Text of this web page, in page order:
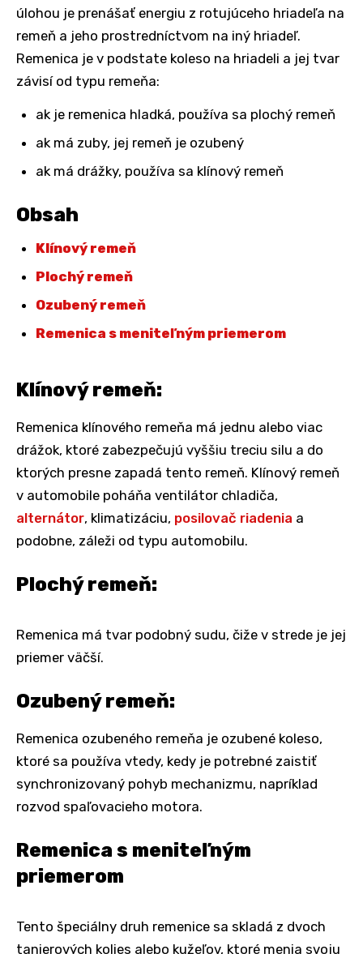
úlohou je prenášať energiu z rotujúceho hriadeľa na
remeň a jeho prostredníctvom na iný hriadeľ.
Remenica je v podstate koleso na hriadeli a jej tvar
závisí od typu remeňa:
ak je remenica hladká, používa sa plochý remeň
ak má zuby, jej remeň je ozubený
ak má drážky, používa sa klínový remeň
Obsah
Klínový remeň
Plochý remeň
Ozubený remeň
Remenica s meniteľným priemerom
Klínový remeň:
Remenica klínového remeňa má jednu alebo viac
drážok, ktoré zabezpečujú vyššiu treciu silu a do
ktorých presne zapadá tento remeň. Klínový remeň
v automobile poháňa ventilátor chladiča,
alternátor, klimatizáciu, posilovač riadenia a
podobne, záleži od typu automobilu.
Plochý remeň:
Remenica má tvar podobný sudu, čiže v strede je jej
priemer väčší.
Ozubený remeň:
Remenica ozubeného remeňa je ozubené koleso,
ktoré sa používa vtedy, kedy je potrebné zaistiť
synchronizovaný pohyb mechanizmu, napríklad
rozvod spaľovacieho motora.
Remenica s meniteľným
priemerom
Tento špeciálny druh remenice sa skladá z dvoch
tanierových kolies alebo kužeľov, ktoré menia svoju